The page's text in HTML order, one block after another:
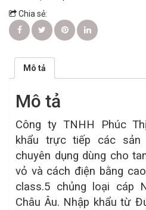
Chia sẻ:
Mô tả
Mô tả
Công ty TNHH Phúc
khẩu trực tiếp các sản
chuyên dụng dùng cho
vỏ và cách điện bằng
class.5 chủng loại cáp
Châu Âu. Nhập khẩu từ